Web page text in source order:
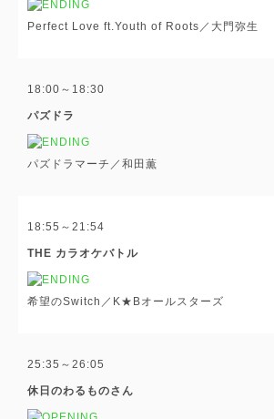
Perfect Love ft.Youth of Roots／大門弥生
18:00～18:30
パズドラ
パズドラマーチ／和田薫
18:55～21:54
THE カラオケバトル
希望のSwitch／K★Bオールスターズ
25:35～26:05
休日のわるものさん